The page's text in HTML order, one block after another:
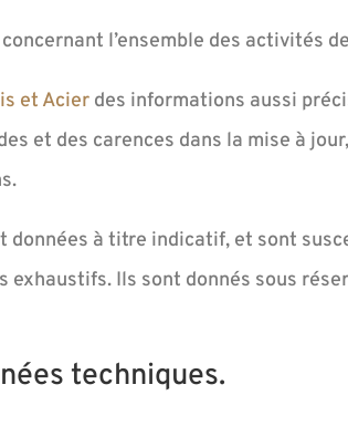
l’ensemble des activités
et Acier des informations aussi
et des carences dans la mise à
données à titre indicatif, et sont
exhaustifs. Ils sont donnés sous
techniques.